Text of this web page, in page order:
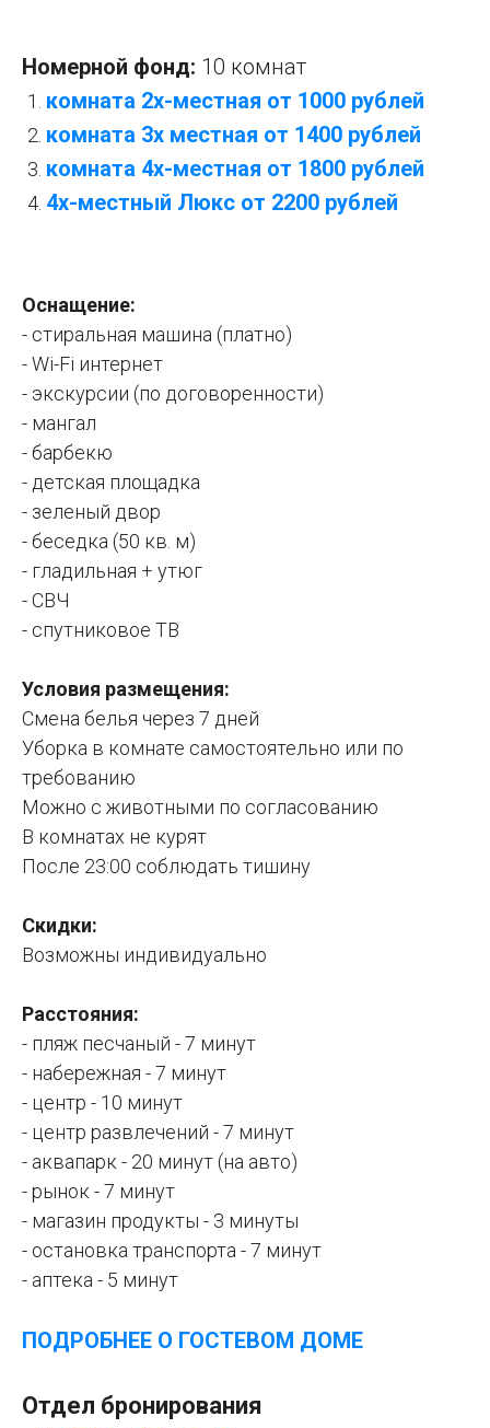
Номерной фонд: 10 комнат
комната 2х-местная от 1000 рублей
комната 3х местная от 1400 рублей
комната 4х-местная от 1800 рублей
4х-местный Люкс от 2200 рублей
Оснащение:
- стиральная машина (платно)
- Wi-Fi интернет
- экскурсии (по договоренности)
- мангал
- барбекю
- детская площадка
- зеленый двор
- беседка (50 кв. м)
- гладильная + утюг
- СВЧ
- спутниковое ТВ
Условия размещения:
Смена белья через 7 дней
Уборка в комнате самостоятельно или по
требованию
Можно с животными по согласованию
В комнатах не курят
После 23:00 соблюдать тишину
Скидки:
Возможны индивидуально
Расстояния:
- пляж песчаный - 7 минут
- набережная - 7 минут
- центр - 10 минут
- центр развлечений - 7 минут
- аквапарк - 20 минут (на авто)
- рынок - 7 минут
- магазин продукты - 3 минуты
- остановка транспорта - 7 минут
- аптека - 5 минут
ПОДРОБНЕЕ О ГОСТЕВОМ ДОМЕ
Отдел бронирования